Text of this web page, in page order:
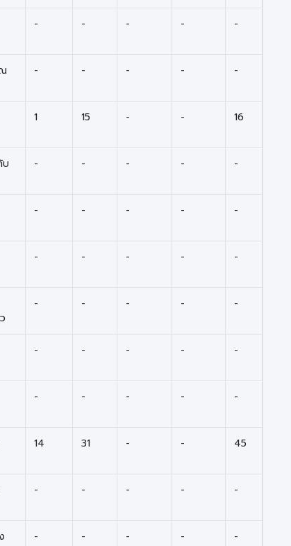
- - - - -
- - - - -
1 15 - - 16
บ
- - - - -
- - - - -
- - - - -
- - - - -
- - - - -
- - - - -
14 31 - - 45
- - - - -
- - - - -